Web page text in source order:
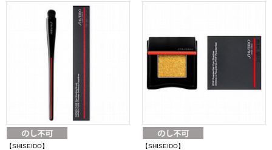
【SHISEIDO】
【SHISEIDO】